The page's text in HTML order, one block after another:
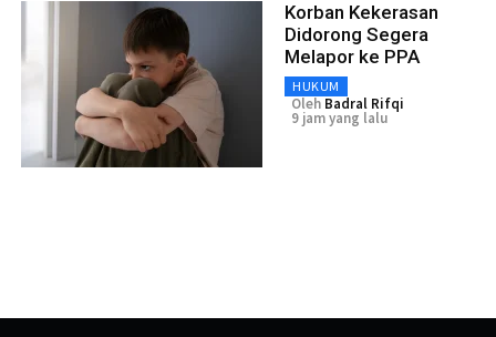
Korban Kekerasan
Didorong Segera
Melapor ke PPA
HUKUM
Oleh Badral Rifqi
9 jam yang lalu